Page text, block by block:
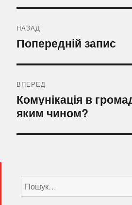
записів
НАЗАД
Попередній
запис:
Попередній запис
ВПЕРЕД
Наступний
запис:
Комунікація в
яким чином?
за
запитом: